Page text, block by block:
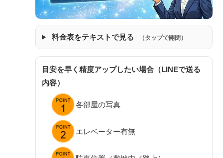
料金表をテキストで見る （タップで開閉）
目安を早く精度アップしたい場合（LINEで送る
内容）
各部屋の写真
エレベーター有無